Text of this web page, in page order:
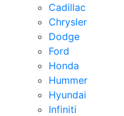
Cadillac
Chrysler
Dodge
Ford
Honda
Hummer
Hyundai
Infiniti